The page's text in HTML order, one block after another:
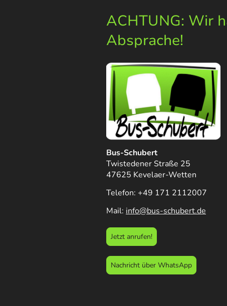
ACHTUNG: Wir
Absprache!
Bus-Schubert
Twistedener Straße 25
47625 Kevelaer-Wetten
Telefon: +49 171 2112007
Mail: info@bus-schubert.de
Jetzt anrufen!
Nachricht über WhatsApp